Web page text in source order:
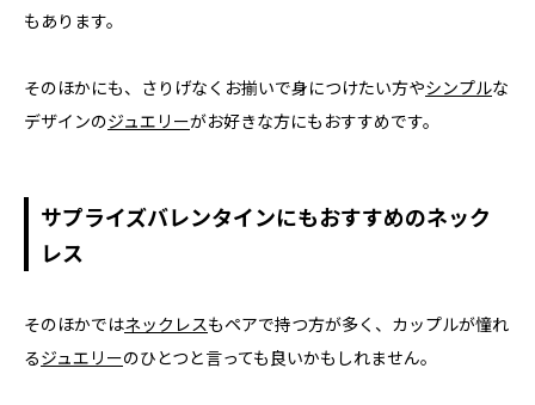
もあります。
そのほかにも、さりげなくお揃いで身につけたい方やシンプルな
デザインのジュエリーがお好きな方にもおすすめです。
サプライズバレンタインにもおすすめのネック
レス
そのほかではネックレスもペアで持つ方が多く、カップルが憧れ
るジュエリーのひとつと言っても良いかもしれません。